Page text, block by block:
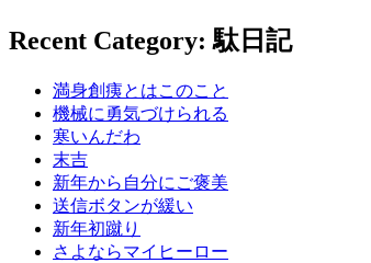
Recent Category: 駄日記
満身創痍とはこのこと
機械に勇気づけられる
寒いんだわ
末吉
新年から自分にご褒美
送信ボタンが緩い
新年初蹴り
さよならマイヒーロー